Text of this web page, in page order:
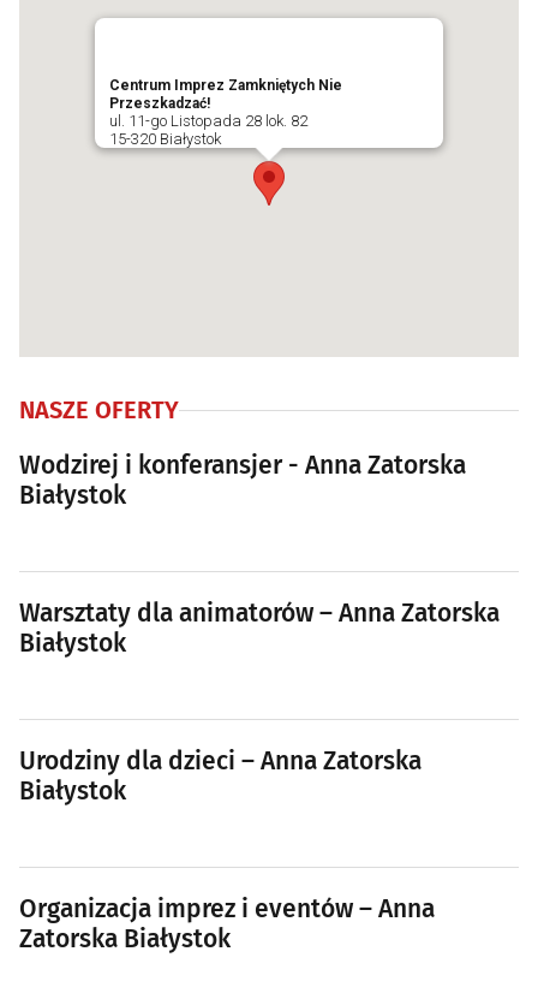
Centrum Imprez Zamkniętych Nie
Przeszkadzać!
ul. 11-go Listopada 28 lok. 82
15-320 Białystok
NASZE OFERTY
Wodzirej i konferansjer - Anna Zatorska
Białystok
Warsztaty dla animatorów – Anna Zatorska
Białystok
Urodziny dla dzieci – Anna Zatorska
Białystok
Organizacja imprez i eventów – Anna
Zatorska Białystok